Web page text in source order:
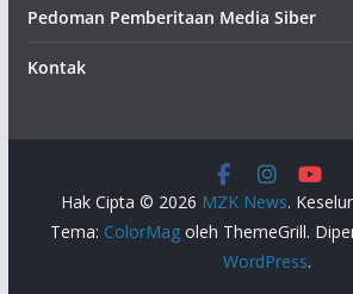
Pedoman Pemberitaan Media Siber
Kontak
Hak Cipta © 2026 MZK News.
Tema: ColorMagoleh ThemeGrill.
WordPress.